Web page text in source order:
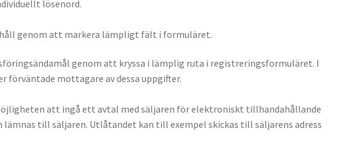
lösenord.
genom att markera lämpligt fält i formuläret.
genom att kryssa i lämplig ruta i registreringsformuläret. I
mottagare av dessa uppgifter.
att ingå ett avtal med säljaren för elektroniskt tillhandahållande
till säljaren. Utlåtandet kan till exempel skickas till säljarens adress